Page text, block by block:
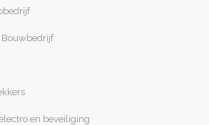
Bouwbedrijf
en beveiliging